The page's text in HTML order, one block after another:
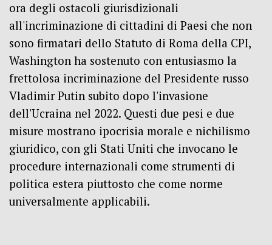
ora degli ostacoli giurisdizionali
all'incriminazione di cittadini di Paesi che non
sono firmatari dello Statuto di Roma della CPI,
Washington ha sostenuto con entusiasmo la
frettolosa incriminazione del Presidente russo
Vladimir Putin subito dopo l'invasione
dell'Ucraina nel 2022. Questi due pesi e due
misure mostrano ipocrisia morale e nichilismo
giuridico, con gli Stati Uniti che invocano le
procedure internazionali come strumenti di
politica estera piuttosto che come norme
universalmente applicabili.